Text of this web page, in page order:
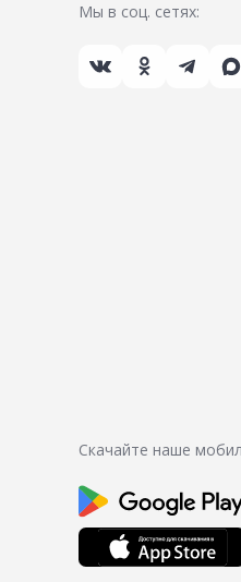
Мы в соц. сетях:
Скачайте наше